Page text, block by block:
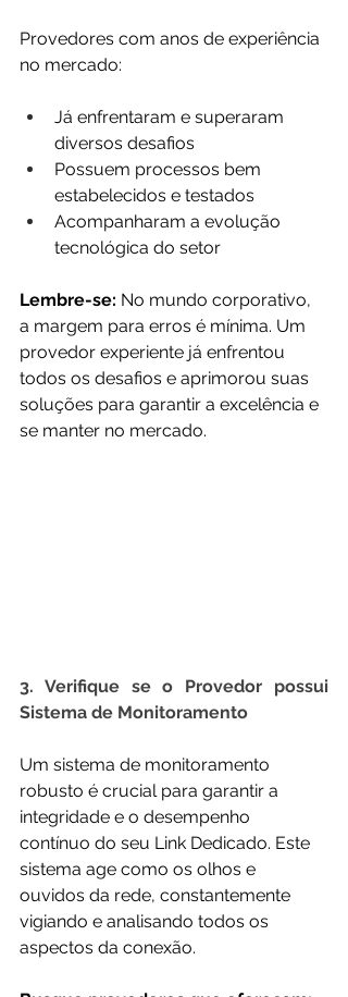
Provedores com anos de experiência
no mercado:
Já enfrentaram e superaram
diversos desafios
Possuem processos bem
estabelecidos e testados
Acompanharam a evolução
tecnológica do setor
Lembre-se: No mundo corporativo,
a margem para erros é mínima. Um
provedor experiente já enfrentou
todos os desafios e aprimorou suas
soluções para garantir a excelência e
se manter no mercado.
3. Verifique se o Provedor possui
Sistema de Monitoramento
Um sistema de monitoramento
robusto é crucial para garantir a
integridade e o desempenho
contínuo do seu Link Dedicado. Este
sistema age como os olhos e
ouvidos da rede, constantemente
vigiando e analisando todos os
aspectos da conexão.